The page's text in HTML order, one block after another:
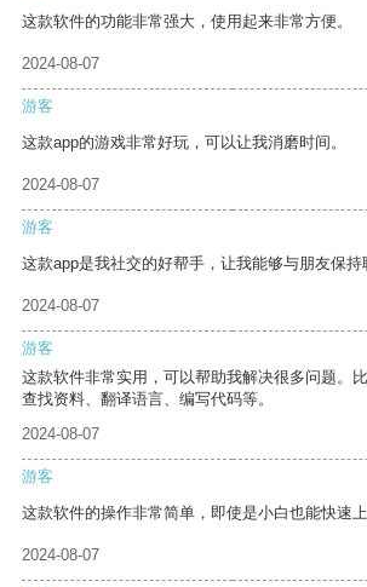
这款软件的功能非常强大，使用起来非常方便。
2024-08-07
游客
这款app的游戏非常好玩，可以让我消磨时间。
2024-08-07
游客
这款app是我社交的好帮手，让我能够与朋友保持
2024-08-07
游客
这款软件非常实用，可以帮助我解决很多问题。
查找资料、翻译语言、编写代码等。
2024-08-07
游客
这款软件的操作非常简单，即使是小白也能快速上
2024-08-07